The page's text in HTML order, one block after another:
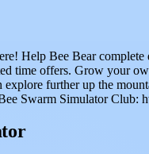
Help Bee Bear
time offers. Grow your
further up the
Swarm Simulator Club: